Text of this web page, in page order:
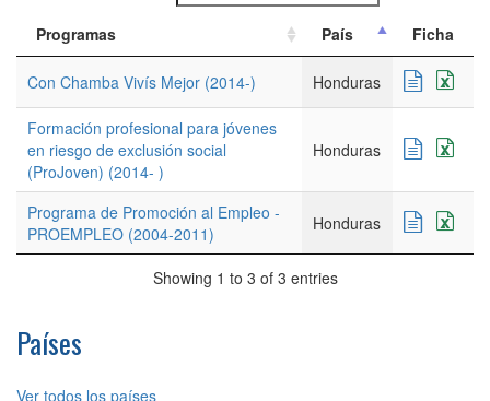
Programas
País Ficha
Con Chamba Vivís Mejor (2014-) Honduras
Formación profesional para jóvenes
en riesgo de exclusión social
(ProJoven) (2014- )
Honduras
Programa de Promoción al Empleo -
PROEMPLEO (2004-2011)
Honduras
Showing 1 to 3 of 3 entries
Países
Ver todos los países